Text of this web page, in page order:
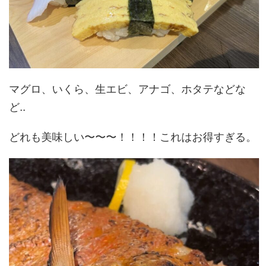
マグロ、いくら、生エビ、アナゴ、ホタテなどな
ど‥
どれも美味しい〜〜〜！！！！これはお得すぎる。